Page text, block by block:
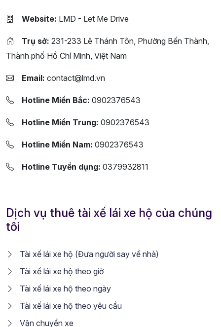
Website: LMD - Let Me Drive
Trụ sở: 231-233 Lê Thánh Tôn, Phường Bến Thành,
Thành phố Hồ Chí Minh, Việt Nam
Email: contact@lmd.vn
Hotline Miền Bắc: 0902376543
Hotline Miền Trung: 0902376543
Hotline Miền Nam: 0902376543
Hotline Tuyển dụng: 0379932811
Dịch vụ thuê tài xế lái xe hộ của chúng
tôi
Tài xế lái xe hộ (Đưa người say về nhà)
Tài xế lái xe hộ theo giờ
Tài xế lái xe hộ theo ngày
Tài xế lái xe hộ theo yêu cầu
Vận chuyển xe